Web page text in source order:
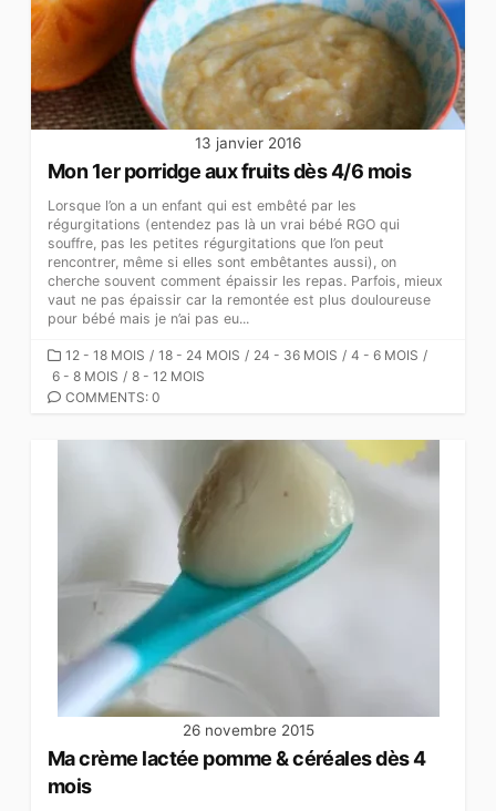
13 janvier 2016
Mon 1er porridge aux fruits dès 4/6 mois
Lorsque l’on a un enfant qui est embêté par les
régurgitations (entendez pas là un vrai bébé RGO qui
souffre, pas les petites régurgitations que l’on peut
rencontrer, même si elles sont embêtantes aussi), on
cherche souvent comment épaissir les repas. Parfois, mieux
vaut ne pas épaissir car la remontée est plus douloureuse
pour bébé mais je n’ai pas eu...
CATEGORIES
12 - 18 MOIS / 18 - 24 MOIS / 24 - 36 MOIS / 4 - 6 MOIS /
6 - 8 MOIS / 8 - 12 MOIS
COMMENTS: 0
26 novembre 2015
Ma crème lactée pomme & céréales dès 4
mois